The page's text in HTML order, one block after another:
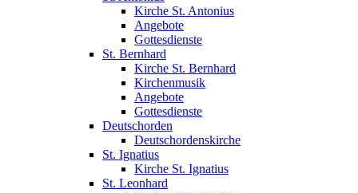
Kirche St. Antonius
Angebote
Gottesdienste
St. Bernhard
Kirche St. Bernhard
Kirchenmusik
Angebote
Gottesdienste
Deutschorden
Deutschordenskirche
St. Ignatius
Kirche St. Ignatius
St. Leonhard